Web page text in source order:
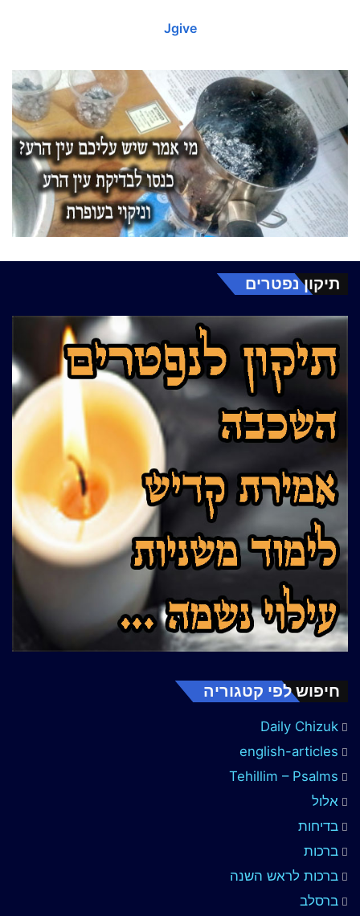
Jgive
תיקון נפטרים
חיפוש לפי קטגוריה
Daily Chizuk
english-articles
Tehillim – Psalms
אלול
בדיחות
ברכות
ברכות לראש השנה
ברסלב